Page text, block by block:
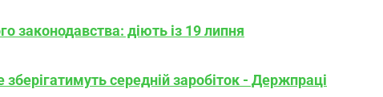
законодавства: діють із 19 липня
середній заробіток - Держпраці